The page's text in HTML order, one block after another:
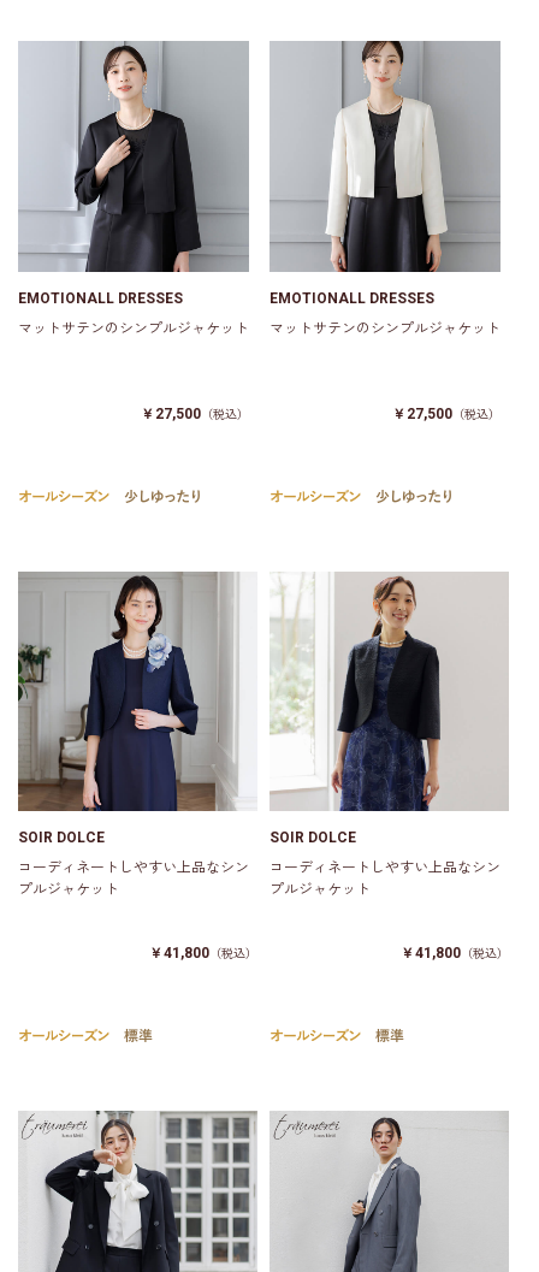
EMOTIONALL DRESSES
マットサテンのシンプルジャケット
￥27,500 （税込）
EMOTIONALL DRESSES
マットサテンのシンプルジャケット
￥27,500 （税込）
SOIR DOLCE
コーディネートしやすい上品なシン
プルジャケット
￥41,800 （税込）
SOIR DOLCE
コーディネートしやすい上品なシン
プルジャケット
￥41,800 （税込）